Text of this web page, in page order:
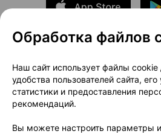
О проекте
Размещение рекламы
Публичный договор
Обработка файлов
Наш сайт использует файлы cookie
удобства пользователей сайта,
статистики и предоставления
рекомендаций.
Вы можете настроить параметры